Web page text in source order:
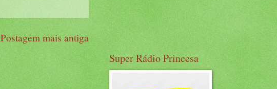
Postagem mais antiga
Super Rádio Princesa